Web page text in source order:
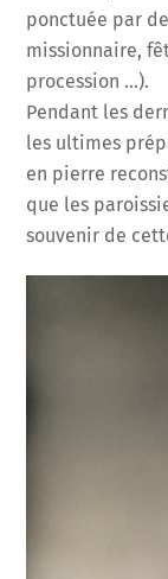
ponctuée par
missionnaire,
procession …).
Pendant les
les ultimes
en pierre
que les
souvenir de